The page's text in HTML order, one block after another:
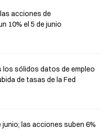
acciones de
10% el 5 de junio
los sólidos datos de empleo
de tasas de la Fed
junio; las acciones suben 6%